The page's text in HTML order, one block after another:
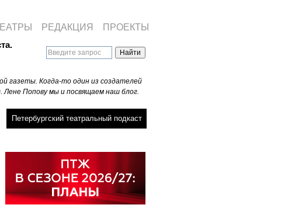
газеты. Когда-то один из создателей
Попову мы и посвящаем наш блог.
Петербургский театральный подкаст
РЕДАКЦИЯ ПРОЕКТЫ